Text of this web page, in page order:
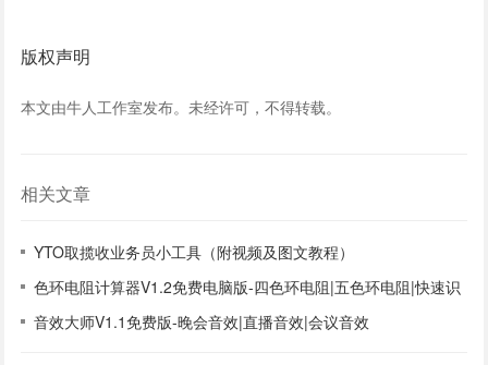
版权声明
本文由牛人工作室发布。未经许可，不得转载。
相关文章
YTO取揽收业务员小工具（附视频及图文教程）
色环电阻计算器V1.2免费电脑版-四色环电阻|五色环电阻|快速识
别音效大师V1.1免费版-晚会音效|直播音效|会议音效